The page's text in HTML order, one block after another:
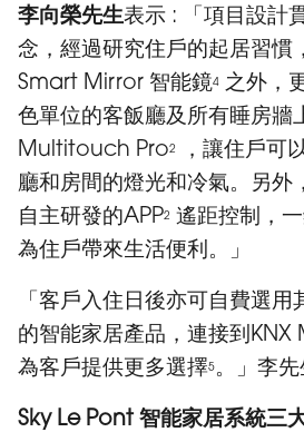
李向榮先生表示 : 「項目設計
念，經過研究住戶的起居習慣
Smart Mirror 智能鏡4 之外，
色單位的客飯廳及所有睡房牆
Multitouch Pro2
，讓住戶可
廳和房間的燈光和冷氣。另外
自主研發的APP2 遙距控制，
為住戶帶來生活便利。」
「客戶入住日後亦可自費選
的智能家居產品，連接到
為客戶提供更多選擇5。」李先
Sky Le Pont 智能家居系統三